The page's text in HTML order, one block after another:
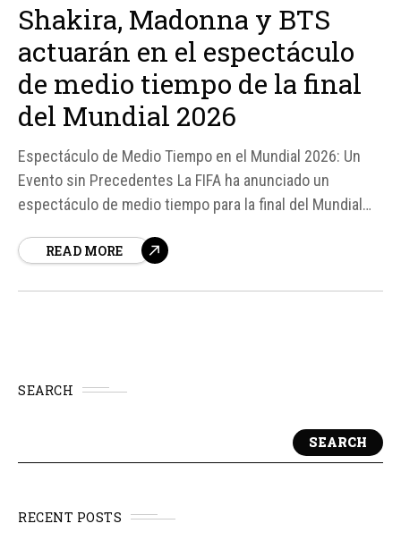
Shakira, Madonna y BTS
actuarán en el espectáculo
de medio tiempo de la final
del Mundial 2026
Espectáculo de Medio Tiempo en el Mundial 2026: Un
Evento sin Precedentes La FIFA ha anunciado un
espectáculo de medio tiempo para la final del Mundial
Shakira, Madonna y BTS actuarán en el MetLife Stadium
READ MORE
SEARCH
SEARCH
RECENT POSTS